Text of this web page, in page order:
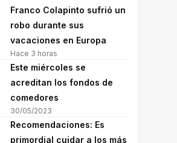
Franco Colapinto sufrió un
robo durante sus
vacaciones en Europa
Hace 3 horas
Este miércoles se
acreditan los fondos de
comedores
30/05/2023
Recomendaciones: Es
primordial cuidar a los más